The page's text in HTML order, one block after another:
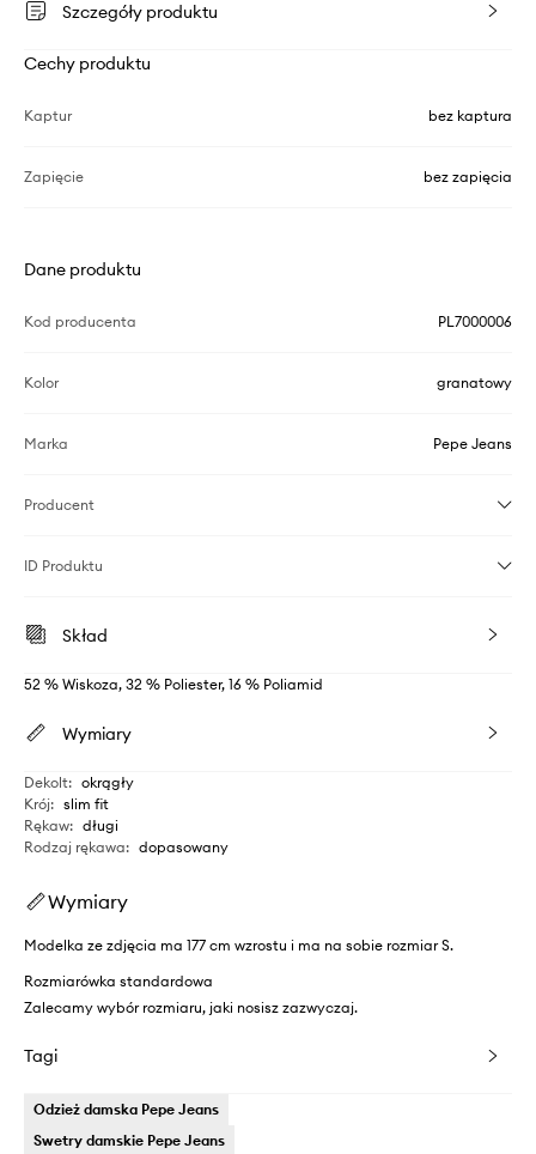
Szczegóły produktu
Cechy produktu
Kaptur bez kaptura
Zapięcie bez zapięcia
Dane produktu
Kod producenta PL7000006
Kolor granatowy
Marka Pepe Jeans
Producent
ID Produktu
Skład
52 % Wiskoza, 32 % Poliester, 16 % Poliamid
Wymiary
Dekolt: okrągły
Krój: slim fit
Rękaw: długi
Rodzaj rękawa: dopasowany
Wymiary
Modelka ze zdjęcia ma 177 cm wzrostu i ma na sobie rozmiar S.
Rozmiarówka standardowa
Zalecamy wybór rozmiaru, jaki nosisz zazwyczaj.
Tagi
Odzież damska Pepe Jeans
Swetry damskie Pepe Jeans